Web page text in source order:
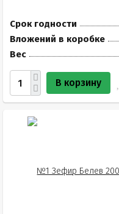
Срок годности
Вложений в коробке
Вес
В корзину